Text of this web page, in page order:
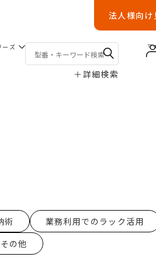
法人様向
ーズ
＋ 詳細検索
マ
術
業務利用でのラック活用
その他